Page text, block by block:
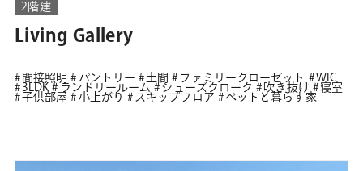
2階建
Living Gallery
間接照明 パントリー 土間 ファミリークローゼット
WIC
3LDK
ランドリールーム シューズクローク 吹き抜け
寝室
子供部屋
小上がり スキップフロア ペットと暮らす家